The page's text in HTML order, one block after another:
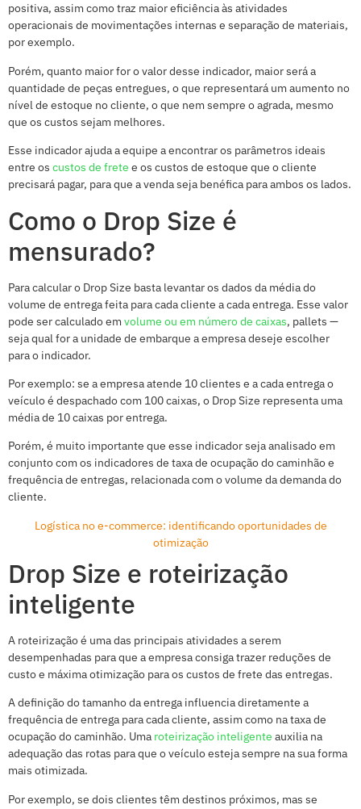
positiva, assim como traz maior eficiência às atividades
operacionais de movimentações internas e separação de materiais,
por exemplo.
Porém, quanto maior for o valor desse indicador, maior será a
quantidade de peças entregues, o que representará um aumento no
nível de estoque no cliente, o que nem sempre o agrada, mesmo
que os custos sejam melhores.
Esse indicador ajuda a equipe a encontrar os parâmetros ideais
entre os custos de frete e os custos de estoque que o cliente
precisará pagar, para que a venda seja benéfica para ambos os lados.
Como o Drop Size é
mensurado?
Para calcular o Drop Size basta levantar os dados da média do
volume de entrega feita para cada cliente a cada entrega. Esse valor
pode ser calculado em volume ou em número de caixas, pallets —
seja qual for a unidade de embarque a empresa deseje escolher
para o indicador.
Por exemplo: se a empresa atende 10 clientes e a cada entrega o
veículo é despachado com 100 caixas, o Drop Size representa uma
média de 10 caixas por entrega.
Porém, é muito importante que esse indicador seja analisado em
conjunto com os indicadores de taxa de ocupação do caminhão e
frequência de entregas, relacionada com o volume da demanda do
cliente.
Logística no e-commerce: identificando oportunidades de
otimização
Drop Size e roteirização
inteligente
A roteirização é uma das principais atividades a serem
desempenhadas para que a empresa consiga trazer reduções de
custo e máxima otimização para os custos de frete das entregas.
A definição do tamanho da entrega influencia diretamente a
frequência de entrega para cada cliente, assim como na taxa de
ocupação do caminhão. Uma roteirização inteligente auxilia na
adequação das rotas para que o veículo esteja sempre na sua forma
mais otimizada.
Por exemplo, se dois clientes têm destinos próximos, mas se